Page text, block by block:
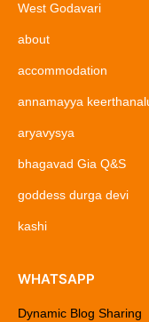
West Godavari
about
accommodation
annamayya
aryavysya
bhagavad Gia Q&S
goddess durga devi
kashi
WHATSAPP
Dynamic Blog Sharing